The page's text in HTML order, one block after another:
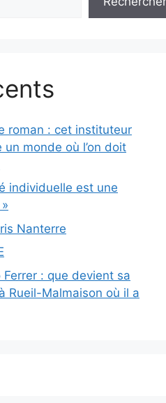
roman : cet instituteur
monde où l’on doit
individuelle est une
Nanterre
: que devient sa
Rueil-Malmaison où il a